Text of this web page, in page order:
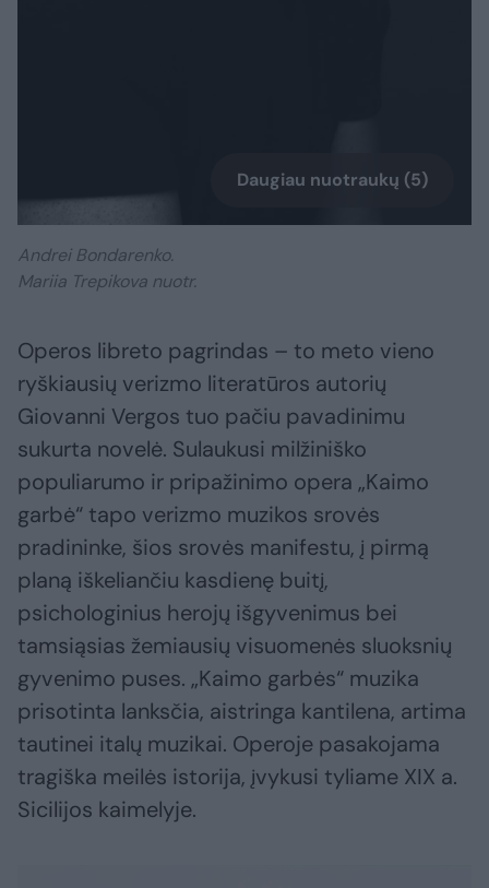
Daugiau nuotraukų (5)
Andrei Bondarenko.
Mariia Trepikova nuotr.
Operos libreto pagrindas – to meto vieno
ryškiausių verizmo literatūros autorių
Giovanni Vergos tuo pačiu pavadinimu
sukurta novelė. Sulaukusi milžiniško
populiarumo ir pripažinimo opera „Kaimo
garbė“ tapo verizmo muzikos srovės
pradininke, šios srovės manifestu, į pirmą
planą iškeliančiu kasdienę buitį,
psichologinius herojų išgyvenimus bei
tamsiąsias žemiausių visuomenės sluoksnių
gyvenimo puses. „Kaimo garbės“ muzika
prisotinta lanksčia, aistringa kantilena, artima
tautinei italų muzikai. Operoje pasakojama
tragiška meilės istorija, įvykusi tyliame XIX a.
Sicilijos kaimelyje.